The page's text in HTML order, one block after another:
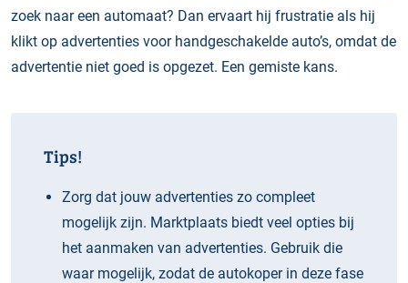
zoek naar een automaat? Dan ervaart hij frustratie als hij
klikt op advertenties voor handgeschakelde auto’s, omdat de
advertentie niet goed is opgezet. Een gemiste kans.
Tips!
Zorg dat jouw advertenties zo compleet
mogelijk zijn. Marktplaats biedt veel opties bij
het aanmaken van advertenties. Gebruik die
waar mogelijk, zodat de autokoper in deze fase